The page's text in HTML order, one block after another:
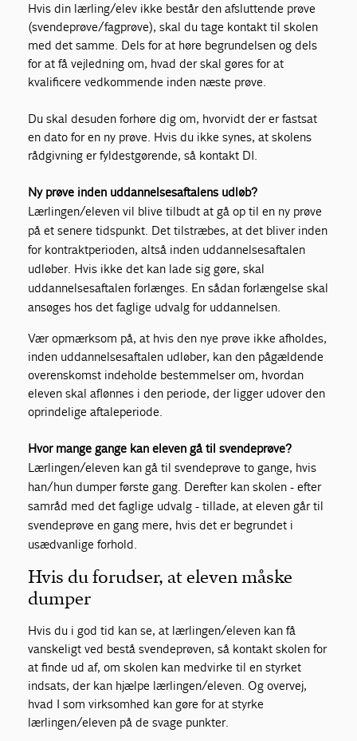
Hvis din lærling/elev ikke består den afsluttende prøve
(svendeprøve/fagprøve), skal du tage kontakt til skolen
med det samme. Dels for at høre begrundelsen og dels
for at få vejledning om, hvad der skal gøres for at
kvalificere vedkommende inden næste prøve.
Du skal desuden forhøre dig om, hvorvidt der er fastsat
en dato for en ny prøve. Hvis du ikke synes, at skolens
rådgivning er fyldestgørende, så kontakt DI.
Ny prøve inden uddannelsesaftalens udløb?
Lærlingen/eleven vil blive tilbudt at gå op til en ny prøve
på et senere tidspunkt. Det tilstræbes, at det bliver inden
for kontraktperioden, altså inden uddannelsesaftalen
udløber. Hvis ikke det kan lade sig gøre, skal
uddannelsesaftalen forlænges. En sådan forlængelse skal
ansøges hos det faglige udvalg for uddannelsen.
Vær opmærksom på, at hvis den nye prøve ikke afholdes,
inden uddannelsesaftalen udløber, kan den pågældende
overenskomst indeholde bestemmelser om, hvordan
eleven skal aflønnes i den periode, der ligger udover den
oprindelige aftaleperiode.
Hvor mange gange kan eleven gå til svendeprøve?
Lærlingen/eleven kan gå til svendeprøve to gange, hvis
han/hun dumper første gang. Derefter kan skolen - efter
samråd med det faglige udvalg - tillade, at eleven går til
svendeprøve en gang mere, hvis det er begrundet i
usædvanlige forhold.
Hvis du forudser, at eleven måske
dumper
Hvis du i god tid kan se, at lærlingen/eleven kan få
vanskeligt ved bestå svendeprøven, så kontakt skolen for
at finde ud af, om skolen kan medvirke til en styrket
indsats, der kan hjælpe lærlingen/eleven. Og overvej,
hvad I som virksomhed kan gøre for at styrke
lærlingen/eleven på de svage punkter.